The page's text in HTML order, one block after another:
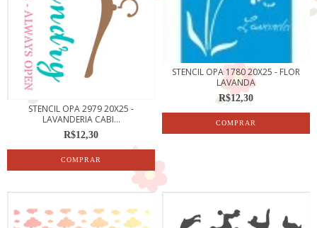
STENCIL OPA 2979 20X25 -
LAVANDERIA CABI...
R$12,30
STENCIL OPA 1780 20X25 - FLOR
LAVANDA
R$12,30